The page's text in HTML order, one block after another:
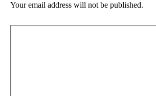
Your email address will not be published.